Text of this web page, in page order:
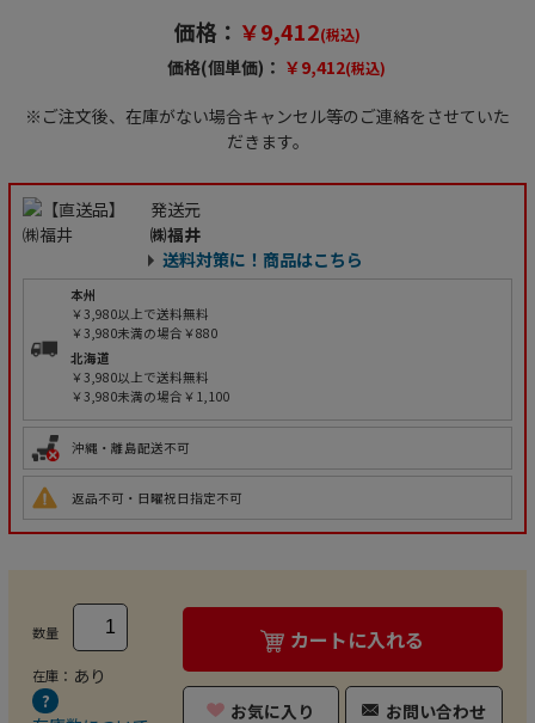
価格： ￥9,412(税込)
価格(個単価)： ￥9,412(税込)
※ご注文後、在庫がない場合キャンセル等のご連絡をさせていた
だきます。
発送元
㈱福井
送料対策に！商品はこちら
本州
￥3,980以上で送料無料
￥3,980未満の場合￥880
北海道
￥3,980以上で送料無料
￥3,980未満の場合￥1,100
沖縄・離島配送不可
返品不可・日曜祝日指定不可
数量
在庫： あり
カートに入れる
お気に入り お問い合わせ